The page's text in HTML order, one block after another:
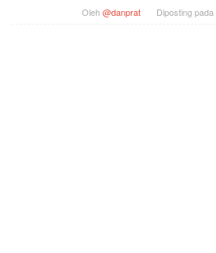
Oleh@danprat Diposting pada